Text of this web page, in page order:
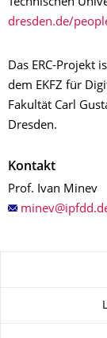
Technischen
dresden.de/
Das ERC-Projekt
dem EKFZ für
Fakultät Carl
Dresden.
Kontakt
Prof. Ivan Minev